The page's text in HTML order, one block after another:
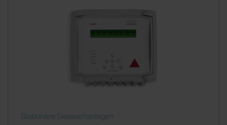
Stationäre Gaswarnanlagen